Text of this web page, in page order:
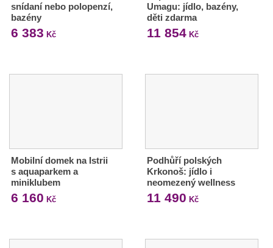
snídaní nebo polopenzí,
bazény
6 383 Kč
Umagu: jídlo, bazény,
děti zdarma
11 854Kč
Mobilní domek na Istrii
s aquaparkem a
miniklubem
6 160 Kč
Podhůří polských
Krkonoš: jídlo i
neomezený wellness
11 490 Kč